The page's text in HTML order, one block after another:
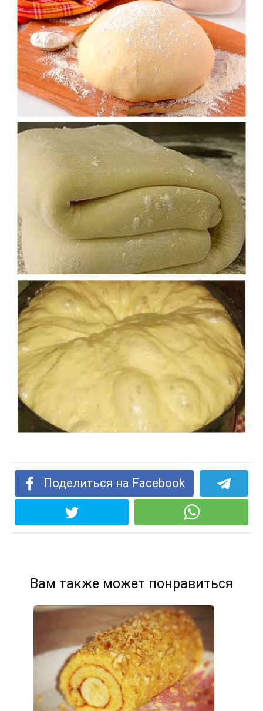
Поделиться на Facebook
Вам также может понравиться